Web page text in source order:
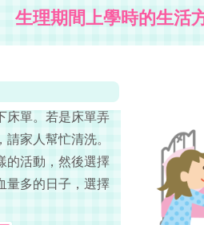
生理期間上學時的生活
床單。若是床單弄
家人幫忙清洗。
的活動，然後選擇
量多的日子，選擇